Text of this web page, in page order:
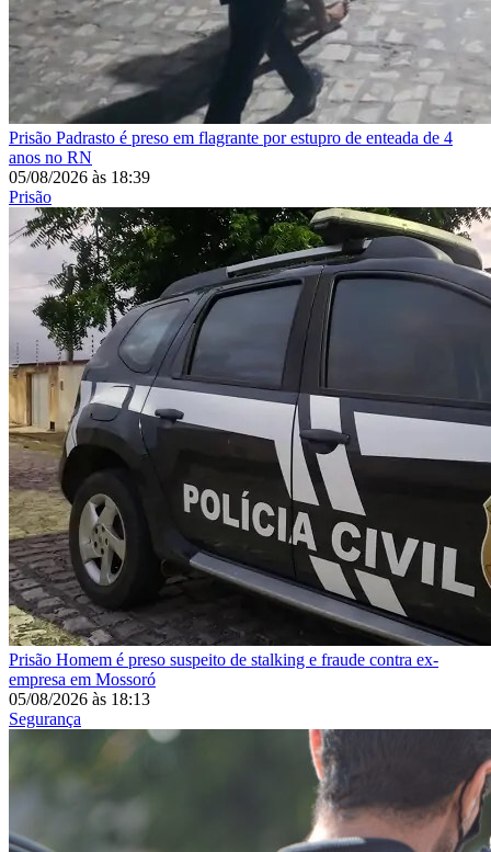
Prisão Padrasto é preso em flagrante por estupro de enteada de 4
anos no RN
05/08/2026 às 18:39
Prisão
Prisão Homem é preso suspeito de stalking e fraude contra ex-
empresa em Mossoró
05/08/2026 às 18:13
Segurança